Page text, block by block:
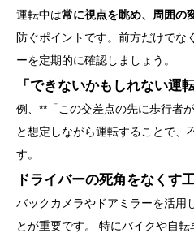
運転中は常に視点を眺め、周囲の
防ぐポイントです。前方だけでな
ーを定期的に確認しましょう。
「できないかもしれない運
例、**「この交差点の先に歩行者
と想定しながら運転することで、
す。
ドライバーの死角をなくす
バックカメラやドアミラーを活用
とが重要です。 特にバイクや自